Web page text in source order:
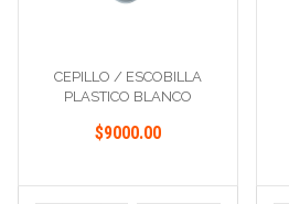
CEPILLO / ESCOBILLA
PLASTICO BLANCO
$9000.00